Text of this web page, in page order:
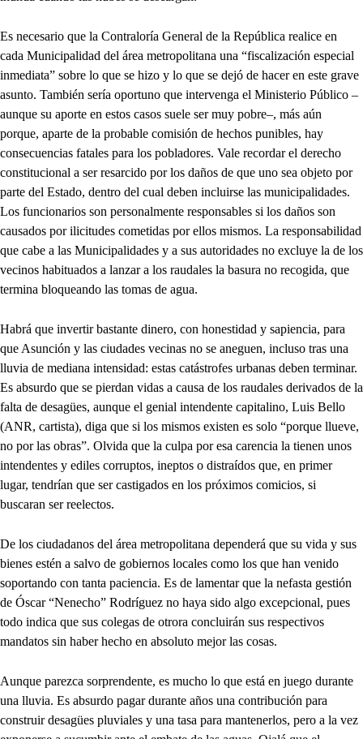
Es necesario que la Contraloría General de la República realice en
cada Municipalidad del área metropolitana una “fiscalización especial
inmediata” sobre lo que se hizo y lo que se dejó de hacer en este grave
asunto. También sería oportuno que intervenga el Ministerio Público –
aunque su aporte en estos casos suele ser muy pobre–, más aún
porque, aparte de la probable comisión de hechos punibles, hay
consecuencias fatales para los pobladores. Vale recordar el derecho
constitucional a ser resarcido por los daños de que uno sea objeto por
parte del Estado, dentro del cual deben incluirse las municipalidades.
Los funcionarios son personalmente responsables si los daños son
causados por ilicitudes cometidas por ellos mismos. La responsabilidad
que cabe a las Municipalidades y a sus autoridades no excluye la de los
vecinos habituados a lanzar a los raudales la basura no recogida, que
termina bloqueando las tomas de agua.
Habrá que invertir bastante dinero, con honestidad y sapiencia, para
que Asunción y las ciudades vecinas no se aneguen, incluso tras una
lluvia de mediana intensidad: estas catástrofes urbanas deben terminar.
Es absurdo que se pierdan vidas a causa de los raudales derivados de la
falta de desagües, aunque el genial intendente capitalino, Luis Bello
(ANR, cartista), diga que si los mismos existen es solo “porque llueve,
no por las obras”. Olvida que la culpa por esa carencia la tienen unos
intendentes y ediles corruptos, ineptos o distraídos que, en primer
lugar, tendrían que ser castigados en los próximos comicios, si
buscaran ser reelectos.
De los ciudadanos del área metropolitana dependerá que su vida y sus
bienes estén a salvo de gobiernos locales como los que han venido
soportando con tanta paciencia. Es de lamentar que la nefasta gestión
de Óscar “Nenecho” Rodríguez no haya sido algo excepcional, pues
todo indica que sus colegas de otrora concluirán sus respectivos
mandatos sin haber hecho en absoluto mejor las cosas.
Aunque parezca sorprendente, es mucho lo que está en juego durante
una lluvia. Es absurdo pagar durante años una contribución para
construir desagües pluviales y una tasa para mantenerlos, pero a la vez